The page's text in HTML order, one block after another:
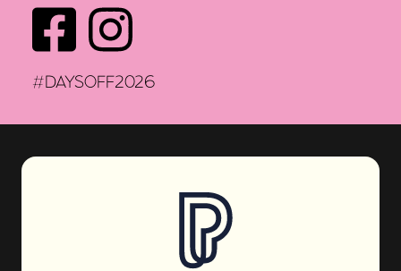
FACEBOOK
INSTAGRAM
#DAYSOFF2026